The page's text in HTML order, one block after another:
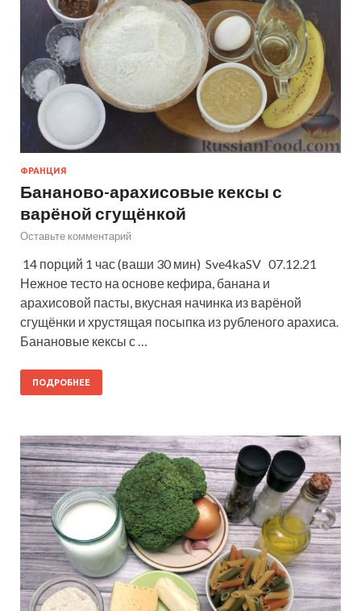
ФРАНЦИЯ
Бананово-арахисовые кексы с
варёной сгущёнкой
Оставьте комментарий
14 порций 1 час (ваши 30 мин) Sve4kaSV 07.12.21
Нежное тесто на основе кефира, банана и
арахисовой пасты, вкусная начинка из варёной
сгущёнки и хрустящая посыпка из рубленого арахиса.
Банановые кексы с …
ПОДРОБНЕЕ